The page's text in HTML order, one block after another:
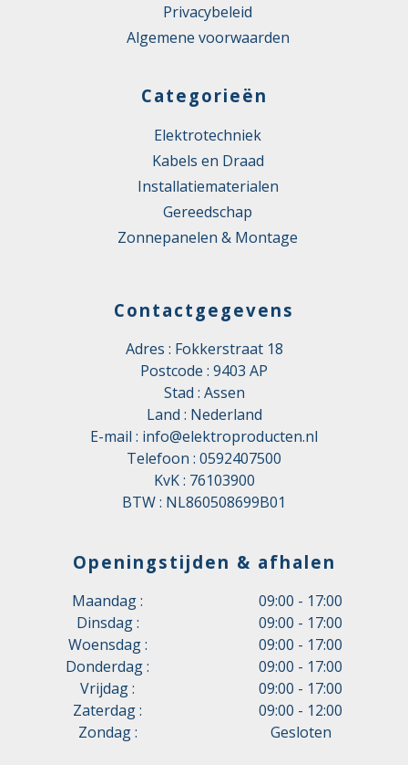
Privacybeleid
Algemene voorwaarden
Categorieën
Elektrotechniek
Kabels en Draad
Installatiematerialen
Gereedschap
Zonnepanelen & Montage
Contactgegevens
Adres : Fokkerstraat 18
Postcode : 9403 AP
Stad : Assen
Land : Nederland
E-mail : info@elektroproducten.nl
Telefoon : 0592407500
KvK : 76103900
BTW : NL860508699B01
Openingstijden & afhalen
Maandag :
09:00 - 17:00
Dinsdag :
09:00 - 17:00
Woensdag :
09:00 - 17:00
Donderdag :
09:00 - 17:00
Vrijdag :
09:00 - 17:00
Zaterdag :
09:00 - 12:00
Zondag :
Gesloten